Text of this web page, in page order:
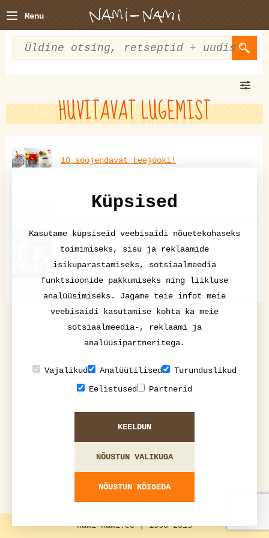
Menu
HUVITAVAT LUGEMIST
10 soojendavat teejooki!
Blossa 2015 - London
nami-nami.ee | 1998-2015
Küpsised
Kasutame küpsiseid veebisaidi nõuetekohaseks
toimimiseks, sisu ja reklaamide
isikupärastamiseks, sotsiaalmeedia
funktsioonide pakkumiseks ning liikluse
analüüsimiseks. Jagame teie infot meie
veebisaidi kasutamise kohta ka meie
sotsiaalmeedia-, reklaami ja
analüüsipartneritega.
Vajalikud Analüütilised
Turunduslikud
Eelistused
Partnerid
KEELDUN
NÕUSTUN VALIKUGA
NÕUSTUN KÕIGEDA